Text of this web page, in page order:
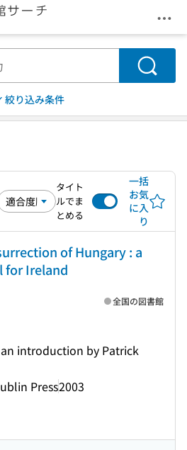
メ
検索
絞り込み条件
タイト
ルでま
とめる
一括
お気
に入
り
of Hungary : a
for Ireland
introduction by Patrick
Press2003
全国の図書館